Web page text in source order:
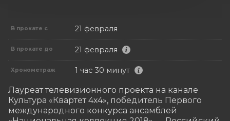
В прокате с 21 февраля
В прокате до 21 февраля
Хронометраж 1 час 30 минут
Лауреат телевизионного проекта на канале
Культура «Квартет 4х4», победитель Первого
международного конкурса ансамблей